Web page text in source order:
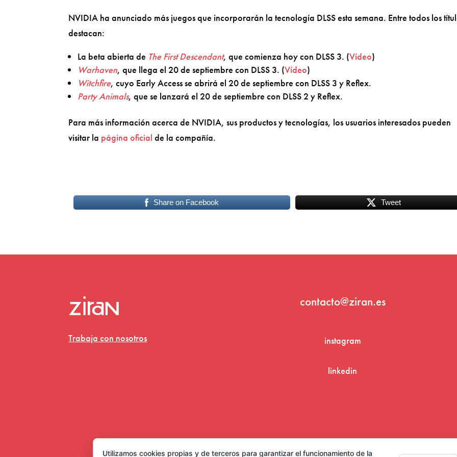
NVIDIA ha anunciado más juegos que incorporarán la tecnología DLSS esta semana. Entre todos los
destacan:
La beta abierta de The First Descendant, que comienza hoy con DLSS 3. (Vídeo)
Warhaven, que llega el 20 de septiembre con DLSS 3. (Vídeo)
Witchfire, cuyo Early Access se abrirá el 20 de septiembre con DLSS 3 y Reflex.
Party Animals, que se lanzará el 20 de septiembre con DLSS 2 y Reflex.
Para más información acerca de NVIDIA, sus productos y tecnologías, los usuarios interesados pueden
visitar la página oficial de la compañía.
Share on Facebook Tweet
Trabaja con nosotros
contacto@ziran.es
instagram
linkedin
Aviso Legal y Condiciones de Uso
Utilizamos cookies propias y de terceros para garantizar el funcionamiento de la